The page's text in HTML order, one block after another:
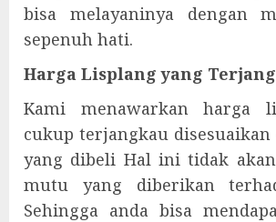
bisa melayaninya dengan
sepenuh hati.
Harga Lisplang yang
Kami menawarkan harga
cukup terjangkau
yang dibeli Hal ini tidak
mutu yang diberikan
Sehingga anda bisa